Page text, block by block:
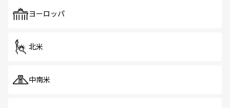
で、ホーカーズは地元の風情を楽しめる外せないスポット
ヨーロッパ
北米
中南米